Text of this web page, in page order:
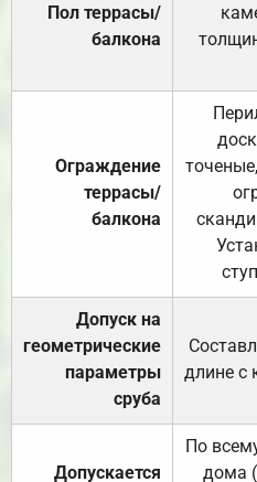
Пол террасы/
балкона
Ограждение
террасы/
балкона
Допуск на
геометрические
параметры
сруба
длине с
Допускается
По
дома